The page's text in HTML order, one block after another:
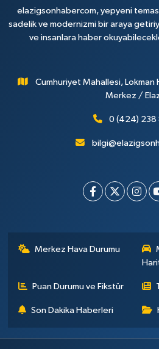
elazigsonhabercom, yepyeni
sadelik ve modernizmi bir araya
ve insanlara haber
Cumhuriyet Mahallesi, Lokman
Merkez /
0 (424) 238
Merkez Hava Durumu
Puan Durumu ve Fikstür
Son Dakika Haberleri